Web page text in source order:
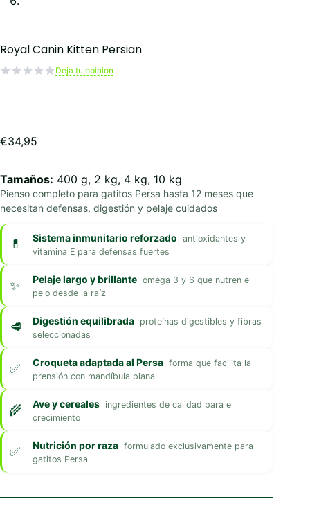
Royal Canin Kitten Persian
Deja tu opinion
€34,95
Tamaños: 400 g, 2 kg, 4 kg, 10 kg
Pienso completo para gatitos Persa hasta 12 meses que
necesitan defensas, digestión y pelaje cuidados
Sistema inmunitario reforzado antioxidantes y
vitamina E para defensas fuertes
Pelaje largo y brillante omega 3 y 6 que nutren el
pelo desde la raíz
Digestión equilibrada proteínas digestibles y fibras
seleccionadas
Croqueta adaptada al Persa forma que facilita la
prensión con mandíbula plana
Ave y cereales ingredientes de calidad para el
crecimiento
Nutrición por raza formulado exclusivamente para
gatitos Persa